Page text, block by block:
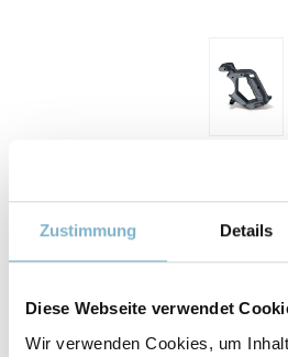
Zustimmung Details
Diese Webseite verwendet
Wir verwenden Cookies, um
Eigenschaften